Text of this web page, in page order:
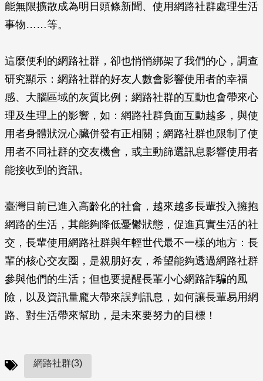
能無限擴散成為明日頭條新聞、使用網路社群處理生活
事物……等。
這麼便利的網路社群，卻也悄悄綁架了我們的心，調查
研究顯示：網路社群的好友人數會影響使用者的幸福
感、大腦區域的灰質比例；網路社群的互動也會帶來心
理及生理上的影響，如：網路社群負面互動越多，與使
用者身體狀況心臟併發有正相關；網路社群也限制了使
用者不同社群的交友機會，或主動篩選訊息影響使用者
能接收到的資訊。
臺灣目前已進入高齡化的社會，越來越多長輩投入擁抱
網路的生活，其能夠降低憂鬱狀態，促進真實生活的社
交，長輩使用網路社群與年輕世代最不一樣的地方：長
輩的核心交友圈，是親朋好友，希望能夠透過網路社群
參與他們的生活；但也要提醒長輩小心網路詐騙的風
險，以及資訊量龐大帶來誤判訊息，如何讓長輩易用網
路、對生活帶來幫助，是未來要努力的目標！
網路社群(3)